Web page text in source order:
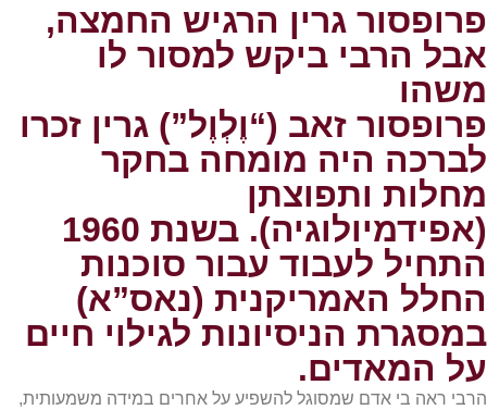
פרופסור גרין הרגיש החמצה,
אבל הרבי ביקש למסור לו
משהו
פרופסור זאב (“וֶלְוֶל”) גרין זכרו
לברכה היה מומחה בחקר
מחלות ותפוצתן
(אפידמיולוגיה). בשנת 1960
התחיל לעבוד עבור סוכנות
החלל האמריקנית (נאס”א)
במסגרת הניסיונות לגילוי חיים
על המאדים.
הרבי ראה בי אדם שמסוגל להשפיע על אחרים במידה משמעותית,